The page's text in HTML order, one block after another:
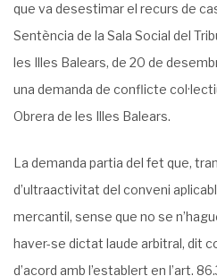
que va desestimar el recurs de
Sentència de la Sala Social del
les Illes Balears, de 20 de
una demanda de conflicte
Obrera de les Illes Balears.
La demanda partia del fet que,
d’ultraactivitat del conveni
mercantil, sense que no se
haver-se dictat laude arbitral, dit
d’acord amb l’establert en l’art.